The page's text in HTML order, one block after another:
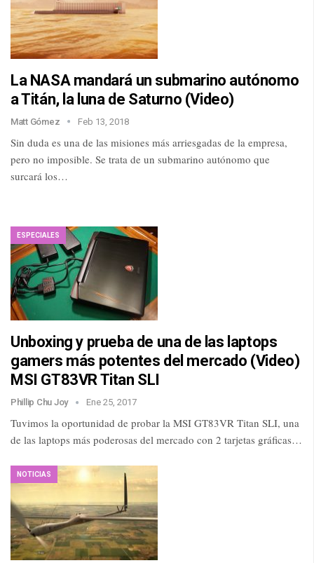
La NASA mandará un submarino autónomo
a Titán, la luna de Saturno (Video)
Matt Gómez Feb 13, 2018
Sin duda es una de las misiones más arriesgadas de la empresa,
pero no imposible. Se trata de un submarino autónomo que
surcará los…
ESPECIALES
Unboxing y prueba de una de las laptops
gamers más potentes del mercado (Video)
MSI GT83VR Titan SLI
Phillip Chu Joy Ene 25, 2017
Tuvimos la oportunidad de probar la MSI GT83VR Titan SLI, una
de las laptops más poderosas del mercado con 2 tarjetas gráficas…
NOTICIAS